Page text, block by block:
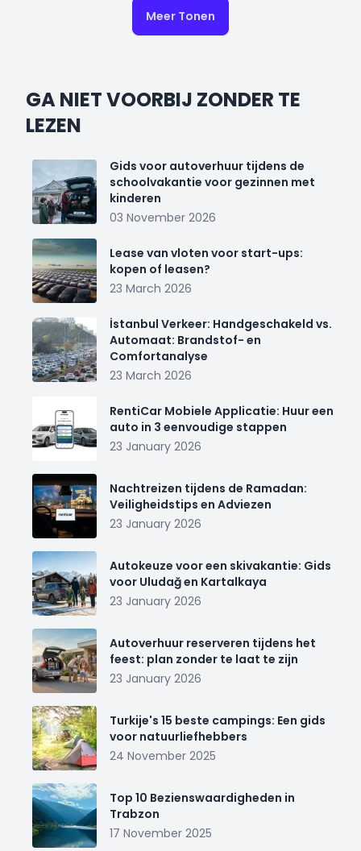
Meer Tonen
GA NIET VOORBIJ ZONDER TE
LEZEN
Gids voor autoverhuur tijdens de
schoolvakantie voor gezinnen met
kinderen
03 November 2026
Lease van vloten voor start-ups:
kopen of leasen?
23 March 2026
İstanbul Verkeer: Handgeschakeld vs.
Automaat: Brandstof- en
Comfortanalyse
23 March 2026
RentiCar Mobiele Applicatie: Huur een
auto in 3 eenvoudige stappen
23 January 2026
Nachtreizen tijdens de Ramadan:
Veiligheidstips en Adviezen
23 January 2026
Autokeuze voor een skivakantie: Gids
voor Uludağ en Kartalkaya
23 January 2026
Autoverhuur reserveren tijdens het
feest: plan zonder te laat te zijn
23 January 2026
Turkije's 15 beste campings: Een gids
voor natuurliefhebbers
24 November 2025
Top 10 Bezienswaardigheden in
Trabzon
17 November 2025